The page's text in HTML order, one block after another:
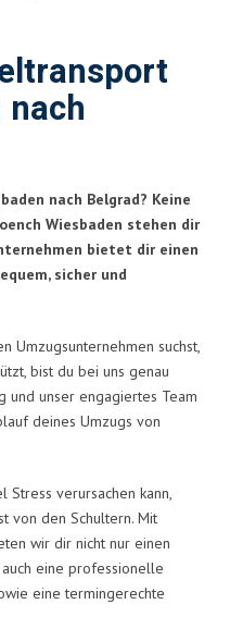
nach
nach Belgrad? Keine
Wiesbaden stehen dir
bietet dir einen
sicher und
Umzugsunternehmen suchst,
bist du bei uns genau
und unser engagiertes Team
deines Umzugs von
Stress verursachen kann,
von den Schultern. Mit
wir dir nicht nur einen
eine professionelle
eine termingerechte